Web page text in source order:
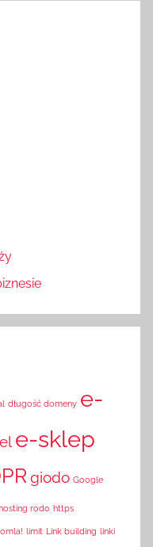
długość domeny e-
e-sklep
giodo Google
rodo https
limit Link building linki